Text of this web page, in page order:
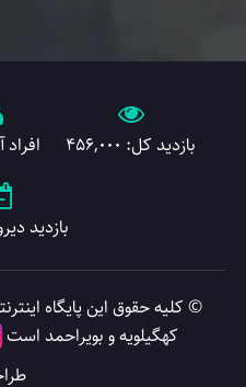
بازدید کل: 456,000 افراد
بازدید دیروز:
© کلیه حقوق این پایگاه
کهگیلویه و بویراحمد است